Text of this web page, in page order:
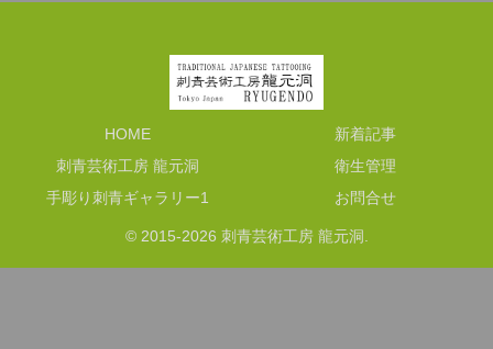
HOME
新着記事
刺青芸術工房 龍元洞
衛生管理
手彫り刺青ギャラリー1
お問合せ
© 2015-2026 刺青芸術工房 龍元洞.